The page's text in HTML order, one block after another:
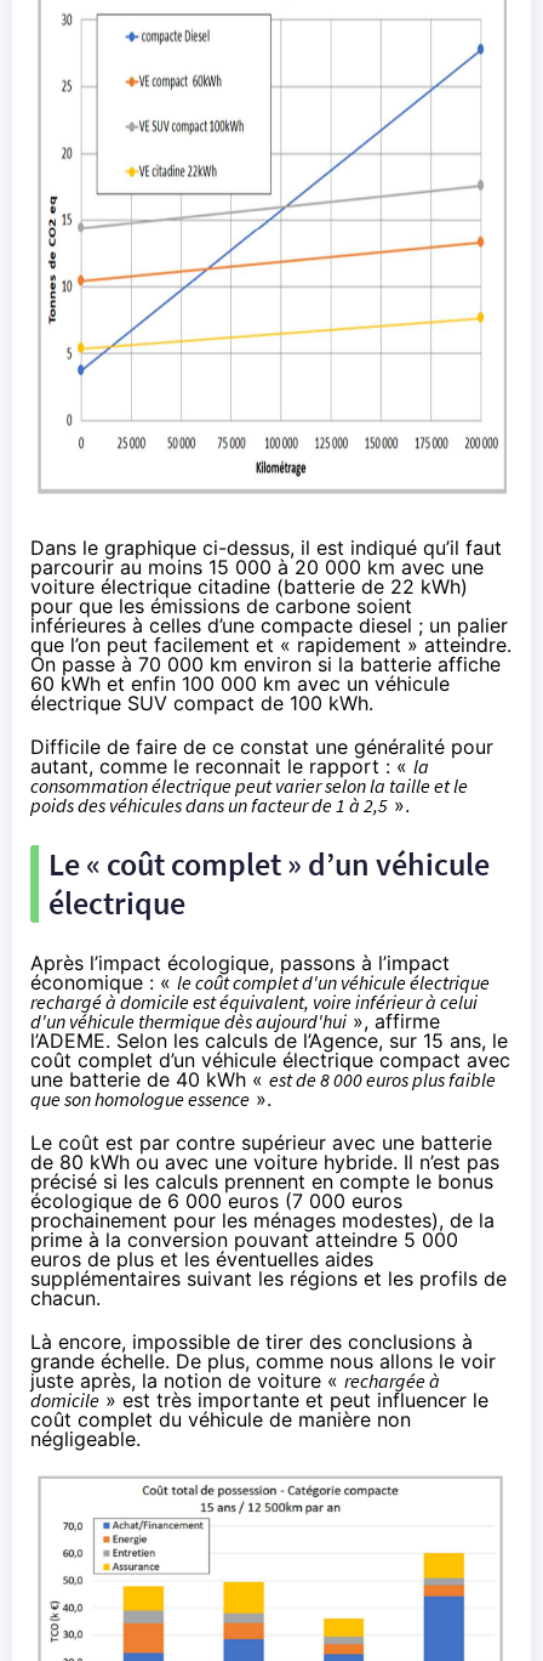
Dans le graphique ci-dessus, il est indiqué qu’il faut
parcourir au moins 15 000 à 20 000 km avec une
voiture électrique citadine (batterie de 22 kWh)
pour que les émissions de carbone soient
inférieures à celles d’une compacte diesel ; un palier
que l’on peut facilement et « rapidement » atteindre.
On passe à 70 000 km environ si la batterie affiche
60 kWh et enfin 100 000 km avec un véhicule
électrique SUV compact de 100 kWh.
Difficile de faire de ce constat une généralité pour
autant, comme le reconnait le rapport : « la
consommation électrique peut varier selon la taille et le
poids des véhicules dans un facteur de 1 à 2,5 ».
Le « coût complet » d’un véhicule
électrique
Après l’impact écologique, passons à l’impact
économique : « le coût complet d'un véhicule électrique
rechargé à domicile est équivalent, voire inférieur à celui
d'un véhicule thermique dès aujourd'hui », affirme
l’ADEME. Selon les calculs de l’Agence, sur 15 ans, le
coût complet d’un véhicule électrique compact avec
une batterie de 40 kWh « est de 8 000 euros plus faible
que son homologue essence ».
Le coût est par contre supérieur avec une batterie
de 80 kWh ou avec une voiture hybride. Il n’est pas
précisé si les calculs prennent en compte le bonus
écologique de 6 000 euros (7 000 euros
prochainement pour les ménages modestes), de la
prime à la conversion pouvant atteindre 5 000
euros de plus et les éventuelles aides
supplémentaires suivant les régions et les profils de
chacun.
Là encore, impossible de tirer des conclusions à
grande échelle. De plus, comme nous allons le voir
juste après, la notion de voiture « rechargée à
domicile » est très importante et peut influencer le
coût complet du véhicule de manière non
négligeable.